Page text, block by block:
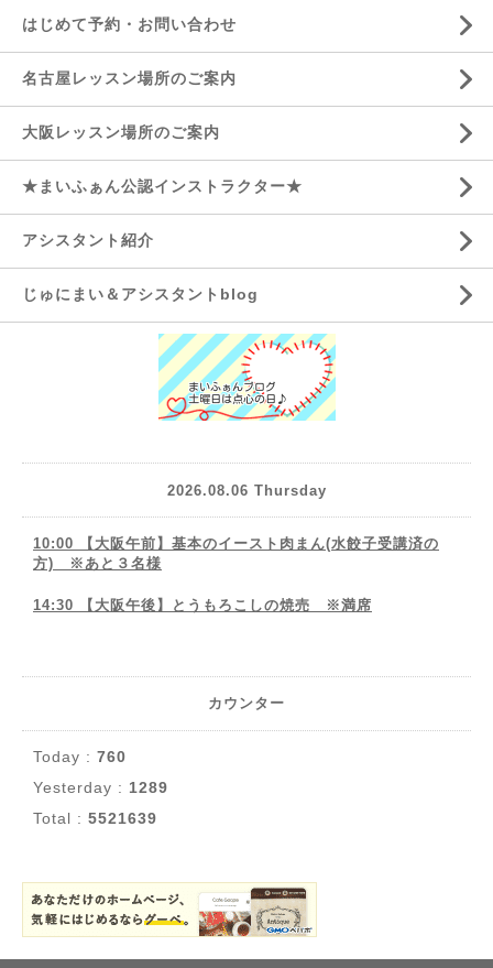
はじめて予約・お問い合わせ
名古屋レッスン場所のご案内
大阪レッスン場所のご案内
★まいふぁん公認インストラクター★
アシスタント紹介
じゅにまい＆アシスタントblog
2026.08.06 Thursday
10:00 【大阪午前】基本のイースト肉まん(水餃子受講済の
方) ※あと３名様
14:30 【大阪午後】とうもろこしの焼売 ※満席
カウンター
Today : 760
Yesterday : 1289
Total : 5521639